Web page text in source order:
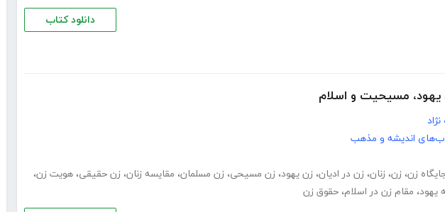
دانلود کتاب
یهود، مسیحیت و اسلام
اندیشه و مذهب
زن، زن، زنان، زن در ادیان، زن یهود، زن مسیحی، زن مسلمان، مقایسه زنان، زن حقیقی، هویت زن،
یهود، مقام زن در اسلام، حقوق زن